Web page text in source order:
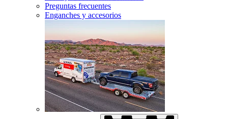
Preguntas frecuentes
Enganches y accesorios